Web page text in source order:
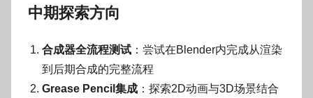
中期探索方向
合成器全流程测试 ：尝试在Blender内完成从渲染
到后期合成的完整流程
Grease Pencil集成 ：探索2D动画与3D场景结合